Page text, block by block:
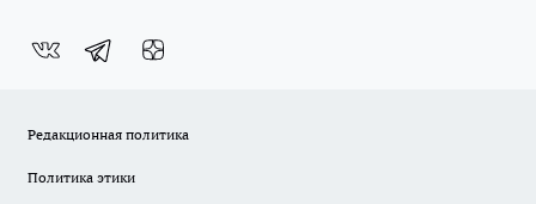
Редакционная политика
Политика этики